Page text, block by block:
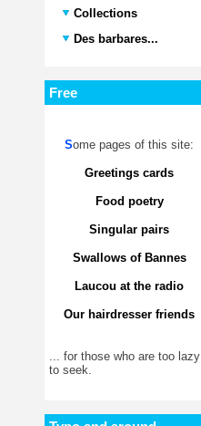
Collections
Des barbares...
Free
Some pages of this site:
Greetings cards
Food poetry
Singular pairs
Swallows of Bannes
Laucou at the radio
Our hairdresser friends
... for those who are too lazy
to seek.